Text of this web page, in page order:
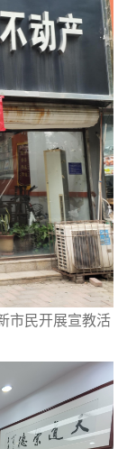
市民开展宣教活